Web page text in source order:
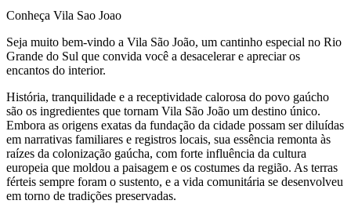
Conheça Vila Sao Joao
Seja muito bem-vindo a Vila São João, um cantinho especial no Rio
Grande do Sul que convida você a desacelerar e apreciar os
encantos do interior.
História, tranquilidade e a receptividade calorosa do povo gaúcho
são os ingredientes que tornam Vila São João um destino único.
Embora as origens exatas da fundação da cidade possam ser diluídas
em narrativas familiares e registros locais, sua essência remonta às
raízes da colonização gaúcha, com forte influência da cultura
europeia que moldou a paisagem e os costumes da região. As terras
férteis sempre foram o sustento, e a vida comunitária se desenvolveu
em torno de tradições preservadas.